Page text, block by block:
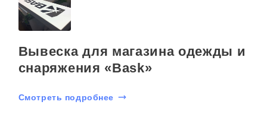
Вывеска для магазина одежды и
снаряжения «Bask»
Смотреть подробнее